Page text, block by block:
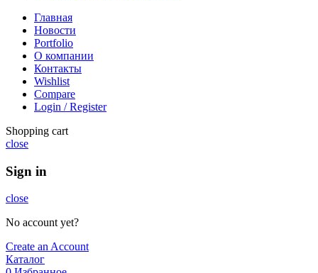
Главная
Новости
Portfolio
О компании
Контакты
Wishlist
Compare
Login / Register
Shopping cart
close
Sign in
close
No account yet?
Create an Account
Каталог